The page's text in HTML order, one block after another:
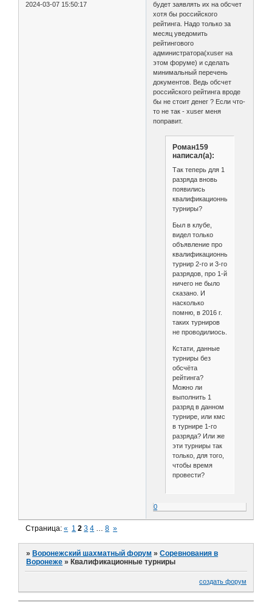
2024-03-07 15:50:17
будет заявлять их на обсчет
хотя бы российского
рейтинга. Надо только за
месяц уведомить
рейтингового
администратора(xuser на
этом форуме) и сделать
минимальный перечень
документов. Ведь обсчет
российского рейтинга вроде
бы не стоит денег ? Если что-
то не так - xuser меня
поправит.
Роман159
написал(а):
Так теперь для 1
разряда вновь
появились
квалификационные
турниры?
Был в клубе,
видел только
объявление про
квалификационный
турнир 2-го и 3-го
разрядов, про 1-й
ничего не было
сказано. И
насколько
помню, в 2016 г.
таких турниров
не проводилиось.
Кстати, данные
турниры без
обсчёта
рейтинга?
Можно ли
выполнить 1
разряд в данном
турнире, или кмс
в турнире 1-го
разряда? Или же
эти турниры так
только, для того,
чтобы время
провести?
0
Страница:« 1 2 3 4 8 »
» Воронежский шахматный форум »Соревнования в
Воронеже » Квалификационные турниры
создать форум